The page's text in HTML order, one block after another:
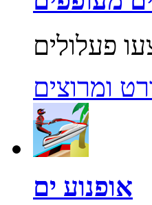
ומרוצים
אופנוע ים